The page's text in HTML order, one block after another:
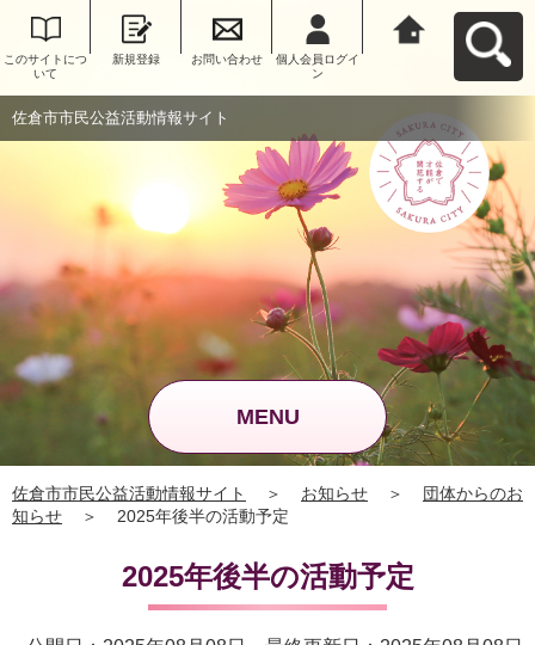
このサイトにつ
いて
新規登録 お問い合わせ
個人会員ログイ
ン
佐倉市市民公益活動情報サイト
MENU
佐倉市市民公益活動情報サイト ＞ お知らせ ＞
団体からのお
知らせ
＞ 2025年後半の活動予定
2025年後半の活動予定